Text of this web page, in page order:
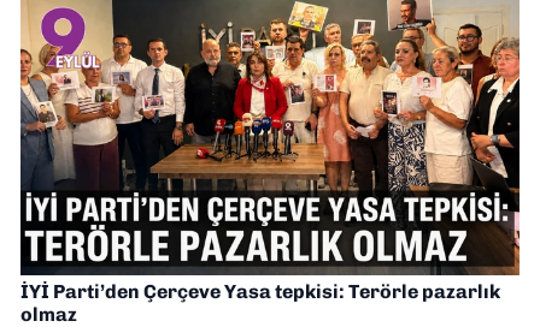
İYİ Parti’den Çerçeve Yasa tepkisi: Terörle pazarlık
olmaz